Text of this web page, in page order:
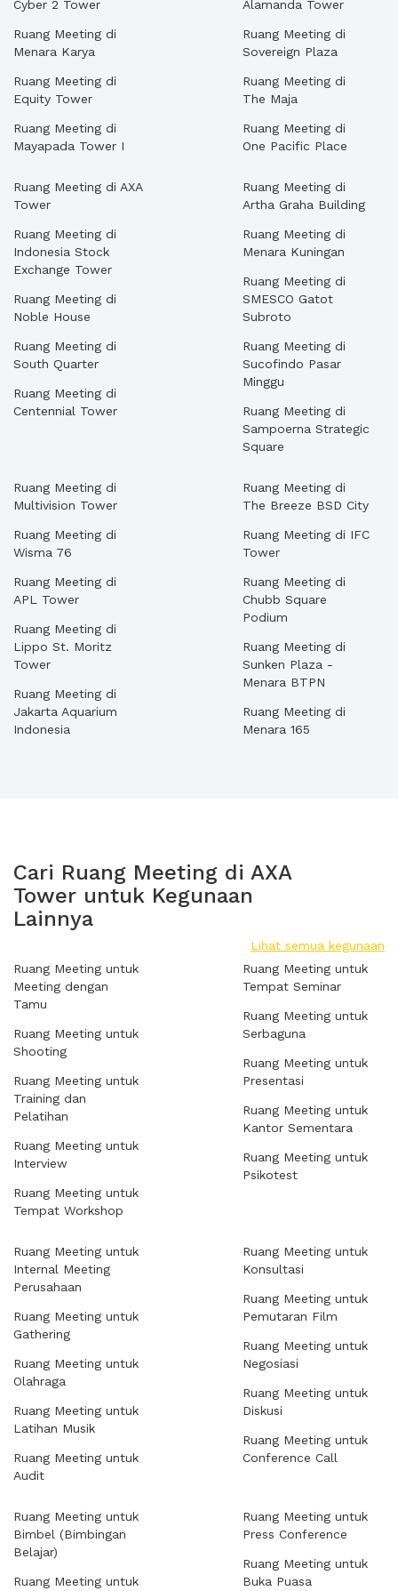
Cyber 2 Tower
Ruang Meeting di
Menara Karya
Ruang Meeting di
Equity Tower
Ruang Meeting di
Mayapada Tower I
Alamanda Tower
Ruang Meeting di
Sovereign Plaza
Ruang Meeting di
The Maja
Ruang Meeting di
One Pacific Place
Ruang Meeting di AXA
Tower
Ruang Meeting di
Indonesia Stock
Exchange Tower
Ruang Meeting di
Noble House
Ruang Meeting di
South Quarter
Ruang Meeting di
Centennial Tower
Ruang Meeting di
Artha Graha Building
Ruang Meeting di
Menara Kuningan
Ruang Meeting di
SMESCO Gatot
Subroto
Ruang Meeting di
Sucofindo Pasar
Minggu
Ruang Meeting di
Sampoerna Strategic
Square
Ruang Meeting di
Multivision Tower
Ruang Meeting di
Wisma 76
Ruang Meeting di
APL Tower
Ruang Meeting di
Lippo St. Moritz
Tower
Ruang Meeting di
Jakarta Aquarium
Indonesia
Ruang Meeting di
The Breeze BSD City
Ruang Meeting di IFC
Tower
Ruang Meeting di
Chubb Square
Podium
Ruang Meeting di
Sunken Plaza -
Menara BTPN
Ruang Meeting di
Menara 165
Cari Ruang Meeting di AXA
Tower untuk Kegunaan
Lainnya
Lihat semua kegunaan
Ruang Meeting untuk
Meeting dengan
Tamu
Ruang Meeting untuk
Shooting
Ruang Meeting untuk
Training dan
Pelatihan
Ruang Meeting untuk
Interview
Ruang Meeting untuk
Tempat Workshop
Ruang Meeting untuk
Tempat Seminar
Ruang Meeting untuk
Serbaguna
Ruang Meeting untuk
Presentasi
Ruang Meeting untuk
Kantor Sementara
Ruang Meeting untuk
Psikotest
Ruang Meeting untuk
Internal Meeting
Perusahaan
Ruang Meeting untuk
Gathering
Ruang Meeting untuk
Olahraga
Ruang Meeting untuk
Latihan Musik
Ruang Meeting untuk
Audit
Ruang Meeting untuk
Konsultasi
Ruang Meeting untuk
Pemutaran Film
Ruang Meeting untuk
Negosiasi
Ruang Meeting untuk
Diskusi
Ruang Meeting untuk
Conference Call
Ruang Meeting untuk
Bimbel (Bimbingan
Belajar)
Ruang Meeting untuk
Ruang Meeting untuk
Press Conference
Ruang Meeting untuk
Buka Puasa